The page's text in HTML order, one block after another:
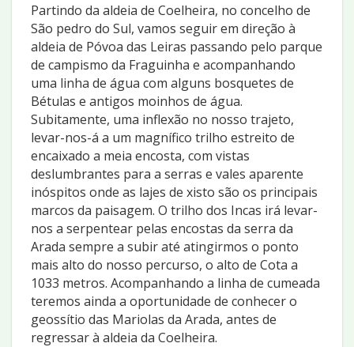
Partindo da aldeia de Coelheira, no concelho de
São pedro do Sul, vamos seguir em direção à
aldeia de Póvoa das Leiras passando pelo parque
de campismo da Fraguinha e acompanhando
uma linha de água com alguns bosquetes de
Bétulas e antigos moinhos de água.
Subitamente, uma inflexão no nosso trajeto,
levar-nos-á a um magnífico trilho estreito de
encaixado a meia encosta, com vistas
deslumbrantes para a serras e vales aparente
inóspitos onde as lajes de xisto são os principais
marcos da paisagem. O trilho dos Incas irá levar-
nos a serpentear pelas encostas da serra da
Arada sempre a subir até atingirmos o ponto
mais alto do nosso percurso, o alto de Cota a
1033 metros. Acompanhando a linha de cumeada
teremos ainda a oportunidade de conhecer o
geossítio das Mariolas da Arada, antes de
regressar à aldeia da Coelheira.